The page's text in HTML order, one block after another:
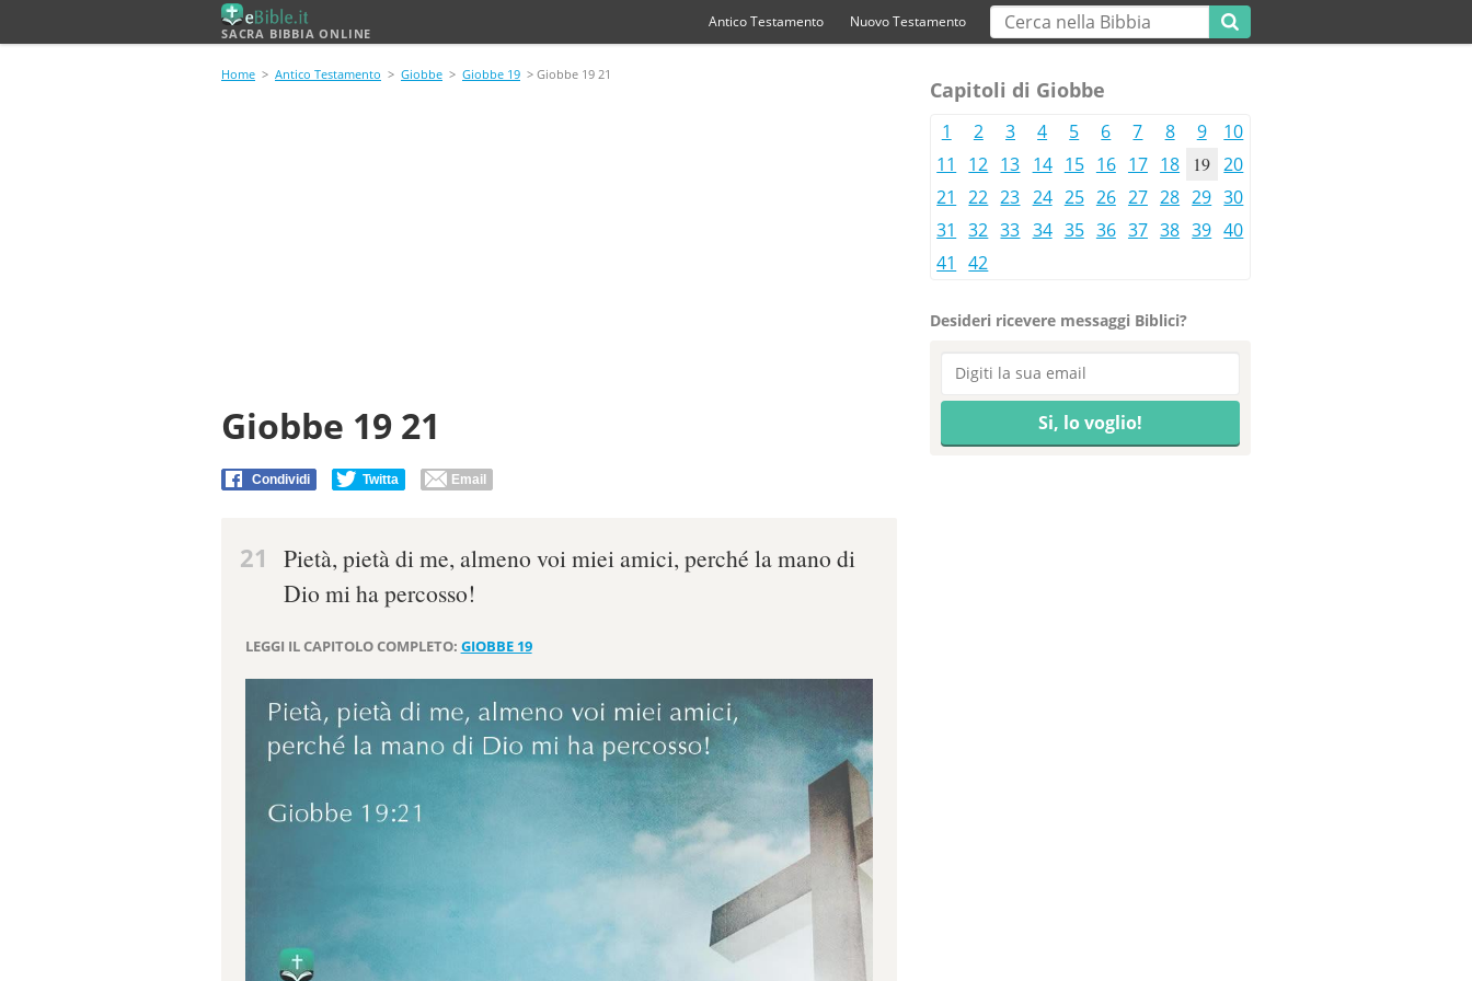
SACRA BIBBIA ONLINE
Antico Testamento Nuovo Testamento
Home > Antico Testamento > Giobbe > Giobbe 19 > Giobbe 19 21
Giobbe 19 21
Condividi Twitta Email
21
Pietà, pietà di me, almeno voi miei amici, perché la mano di
Dio mi ha percosso!
LEGGI IL CAPITOLO COMPLETO: GIOBBE 19
Capitoli di Giobbe
1 2 3 4 5 6 7 8 9
10
11
12 13 14 15 16 17 18 19 20
21
22 23 24 25 26 27 28 29 30
31
32 33 34 35 36 37 38 39 40
41
42
Desideri ricevere messaggi Biblici?